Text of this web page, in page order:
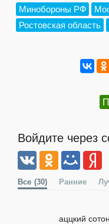
Минобороны РФ
Ростовская область
Войдите через
Все (30) Ранние
аццкий